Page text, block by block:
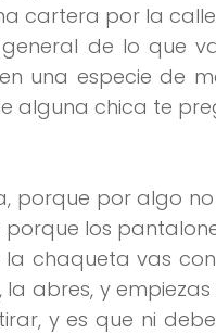
cartera por la
de lo que
una especie de
alguna chica te
porque por algo
los
chaqueta vas
abres, y
y es que ni